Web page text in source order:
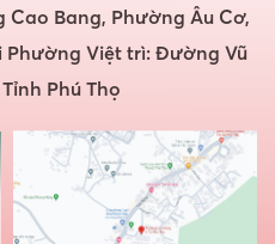
Cao Bang, Phường Âu Cơ,
Phường Việt trì: Đường Vũ
Phú Thọ